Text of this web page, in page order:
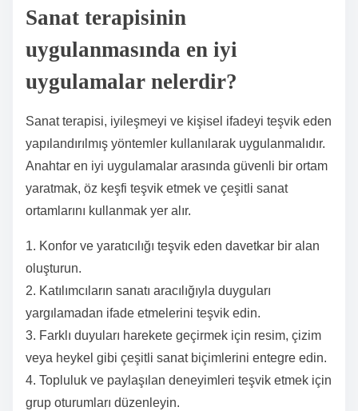
Sanat terapisinin
uygulanmasında en iyi
uygulamalar nelerdir?
Sanat terapisi, iyileşmeyi ve kişisel ifadeyi teşvik eden
yapılandırılmış yöntemler kullanılarak uygulanmalıdır.
Anahtar en iyi uygulamalar arasında güvenli bir ortam
yaratmak, öz keşfi teşvik etmek ve çeşitli sanat
ortamlarını kullanmak yer alır.
1. Konfor ve yaratıcılığı teşvik eden davetkar bir alan
oluşturun.
2. Katılımcıların sanatı aracılığıyla duyguları
yargılamadan ifade etmelerini teşvik edin.
3. Farklı duyuları harekete geçirmek için resim, çizim
veya heykel gibi çeşitli sanat biçimlerini entegre edin.
4. Topluluk ve paylaşılan deneyimleri teşvik etmek için
grup oturumları düzenleyin.